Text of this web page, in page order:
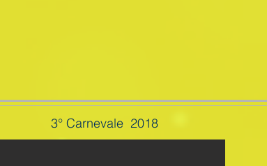
3° Carnevale 2018